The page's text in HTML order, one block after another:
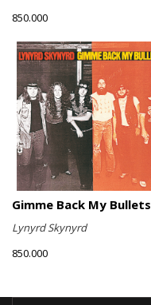
850.000
Gimme Back My Bullets
Lynyrd Skynyrd
850.000